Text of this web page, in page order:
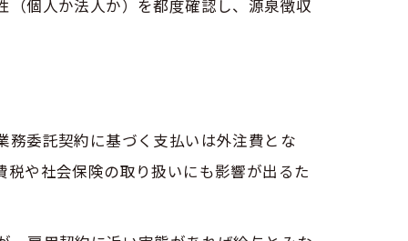
個人か法人か）を都度確認し、源泉徴収
務委託契約に基づく支払いは外注費とな
や社会保険の取り扱いにも影響が出るた